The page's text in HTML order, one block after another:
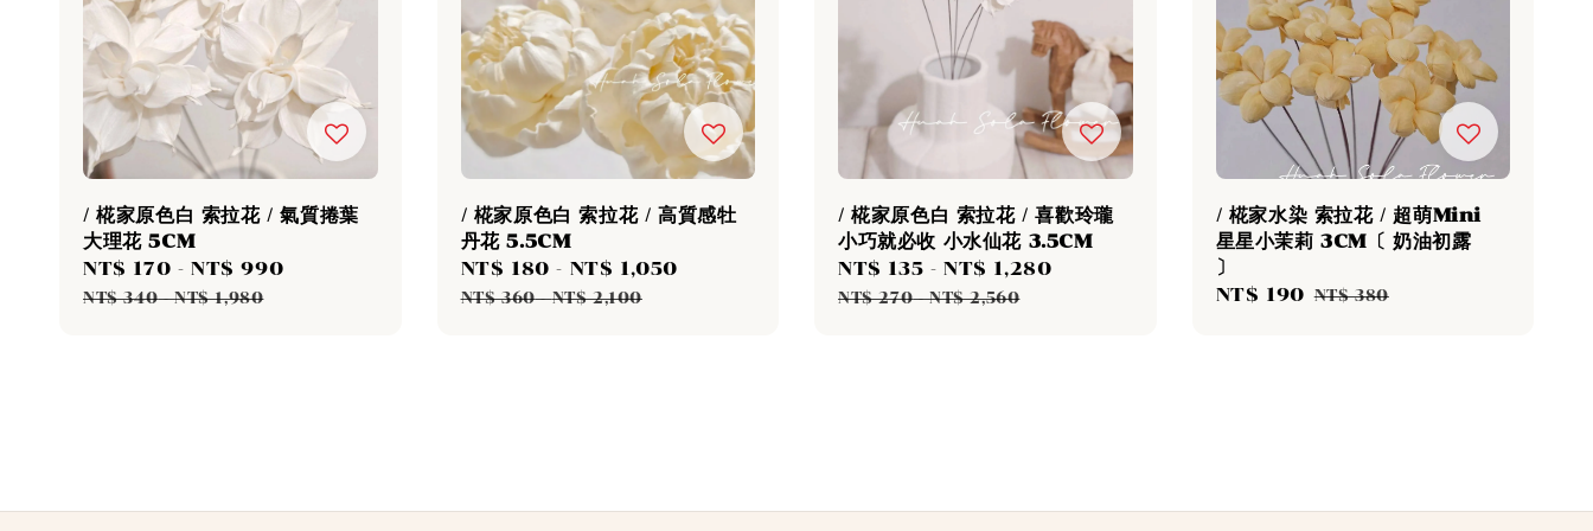
/ 椛家原色白 索拉花 / 氣質捲葉
大理花 5CM
Sale
price
NT$ 170 -NT$ 990
NT$ 340-NT$ 1,980
/ 椛家原色白 索拉花 / 高質感牡
丹花 5.5CM
Sale
price
NT$ 180 - NT$ 1,050
NT$ 360-NT$ 2,100
/ 椛家原色白 索拉花 / 喜歡玲瓏
小巧就必收 小水仙花 3.5CM
Sale
price
NT$ 135 -NT$ 1,280
NT$ 270-NT$ 2,560
/ 椛家水染 索拉花 / 超萌Mini
星星小茉莉 3CM〔 奶油初露
〕
Sale
NT$ 190 Regular
NT$ 380